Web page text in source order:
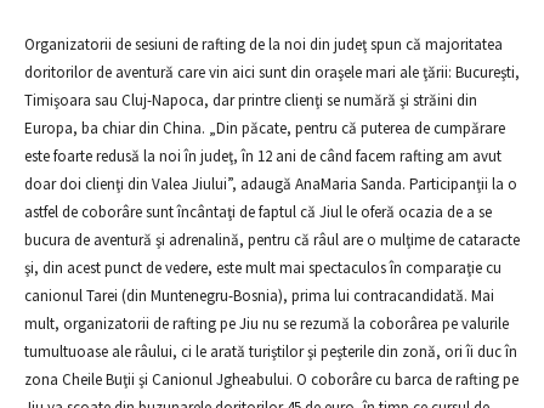
Organizatorii de sesiuni de rafting de la noi din judeţ spun că majoritatea
doritorilor de aventură care vin aici sunt din oraşele mari ale ţării: Bucureşti,
Timişoara sau Cluj-Napoca, dar printre clienţi se numără şi străini din
Europa, ba chiar din China. „Din păcate, pentru că puterea de cumpărare
este foarte redusă la noi în judeţ, în 12 ani de când facem rafting am avut
doar doi clienţi din Valea Jiului”, adaugă AnaMaria Sanda. Participanţii la o
astfel de coborâre sunt încântaţi de faptul că Jiul le oferă ocazia de a se
bucura de aventură şi adrenalină, pentru că râul are o mulţime de cataracte
şi, din acest punct de vedere, este mult mai spectaculos în comparaţie cu
canionul Tarei (din Muntenegru-Bosnia), prima lui contracandidată. Mai
mult, organizatorii de rafting pe Jiu nu se rezumă la coborârea pe valurile
tumultuoase ale râului, ci le arată turiştilor şi peşterile din zonă, ori îi duc în
zona Cheile Buţii şi Canionul Jgheabului. O coborâre cu barca de rafting pe